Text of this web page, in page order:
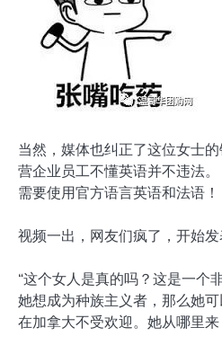
当然，媒体也纠正了这位女士
营企业员工不懂英语并不违法
需要使用官方语言​​​​英语和法语！
视频一出，网友们疯了，开始发
“这个女人是真的吗？这是一个
她想成为种族主义者，那么她
在加拿大不受欢迎。她从哪里